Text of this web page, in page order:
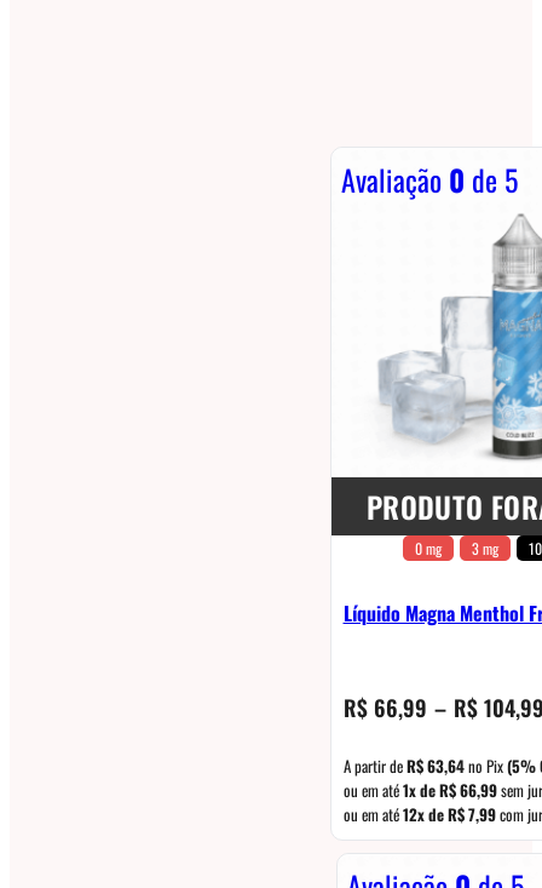
Avaliação0 de 5
PRODUTO
0 mg 3 mg
Líquido Magna Menthol
R$66,99 – R$
A partir deR$63,64no Pix(5%
ou em até1x deR$66,99sem
ou em até12x deR$7,99com